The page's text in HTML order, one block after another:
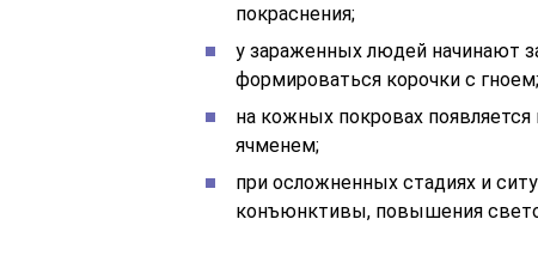
покраснения;
у зараженных людей начинают
формироваться корочки с гноем;
на кожных покровах
ячменем;
при осложненных стадиях и
конъюнктивы, повышения